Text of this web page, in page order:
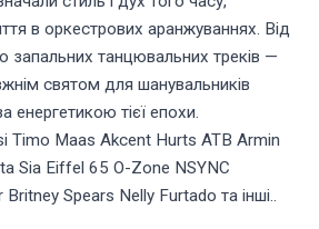
в оркестрових аранжуваннях. Від
запальних танцювальних треків —
святом для шанувальників
енергетикою тієї епохи.
Timo Maas Akcent Hurts ATB Armin
Sia Eiffel 65 O-Zone NSYNC
Spears Nelly Furtado та інші..